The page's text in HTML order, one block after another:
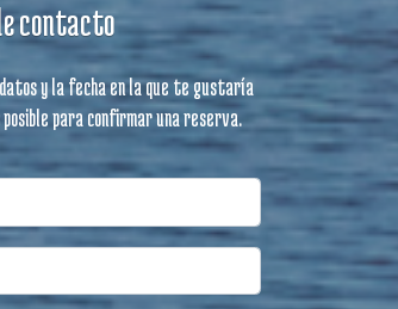
contacto
y la fecha en la que te gustaría
para confirmar una reserva.